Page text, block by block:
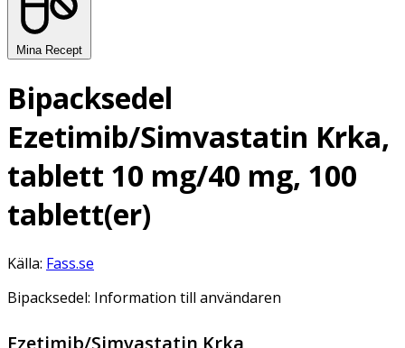
Mina Recept
Bipacksedel
Ezetimib/Simvastatin Krka,
tablett 10 mg/40 mg, 100
tablett(er)
Källa: Fass.se
Bipacksedel: Information till användaren
Ezetimib/Simvastatin Krka